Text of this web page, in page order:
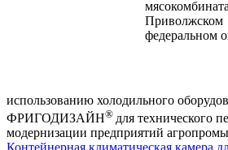
использованию холодильного
ФРИГОДИЗАЙН® для технического
модернизации предприятий